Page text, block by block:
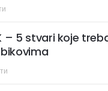
– 5 stvari koje